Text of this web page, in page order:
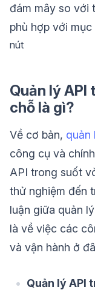
đám mây so với
phù hợp với
nút
Quản lý API
chỗ là gì?
Về cơ bản, quản
công cụ và
API trong suốt
thử nghiệm đến
luận giữa quản
là về việc các
và vận hành ở
Quản lý API